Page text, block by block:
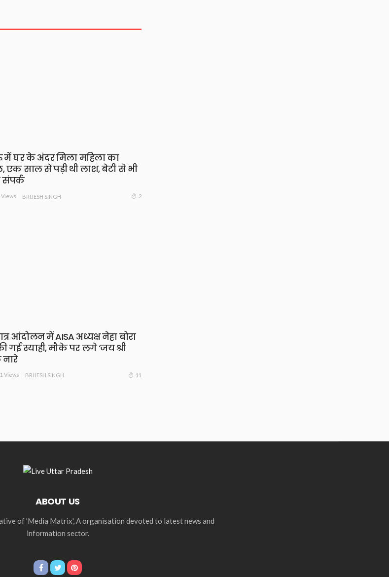
घर के अंदर मिला महिला का
साल से पड़ी थी लाश, बेटी से भी
संपर्क
Views BRIJESH SINGH 2
आंदोलन में AISA अध्यक्ष नेहा बोरा
गई स्याही, मौके पर लगे ‘जय श्री
नारे
Views BRIJESH SINGH 11
ABOUT US
of 'Media Matrix', A organisation devoted to latest news and
information sector.